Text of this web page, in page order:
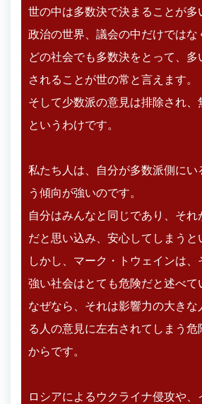
世の中は多数決で決まることが多
政治の世界、議会の中だけではな
どの社会でも多数決をとって、
されることが世の常と言えます。
そして少数派の意見は排除され、
というわけです。
私たち人は、自分が多数派側にい
う傾向が強いのです。
自分はみんなと同じであり、そ
だと思い込み、安心してしまうと
しかし、マーク・トウェインは
強い社会はとても危険だと述べて
なぜなら、それは影響力の大きな
る人の意見に左右されてしまう危
からです。
ロシアによるウクライナ侵攻や、